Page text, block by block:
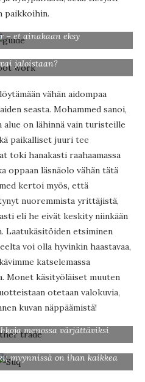
paikkoihin.
– et ainakaan eksy
Onko hän sitten nyt kätevä
jaloistaan?
vähän aidompaa
seasta. Mohammed sanoi,
alue on lähinnä vain turisteille
paikalliset juuri tee
toki hanakasti raahaamassa
oppaan läsnäolo vähän tätä
kertoi myös, että
nuoremmista yrittäjistä,
eli he eivät keskity niinkään
Laatukäsitöiden etsiminen
voi olla hyvinkin haastavaa,
katselemassa
Monet käsityöläiset muuten
otetaan valokuvia,
kuvan näppäämistä!
menossa värjättäviksi
myynnissä on ihan kaikkea